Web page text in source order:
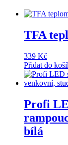
TFA
339 Kč
Přidat do
Profi
bílá